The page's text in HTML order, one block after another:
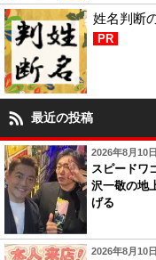
姓名判断
PR
最近の投稿
2026年8月10
スピードワ
沢一敬の地
げる
2026年8月10